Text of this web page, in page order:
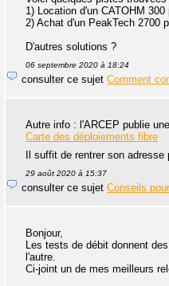
1) Location d'un CATOHM
2) Achat d'un PeakTech 2700
D'autres solutions ?
06 septembre 2020 à 18:24
consulter ce sujet Comment
Autre info : l'ARCEP publie
Carte des déploiements fibre
Il suffit de rentrer son
29 août 2020 à 15:37
consulter ce sujet Conseils
Bonjour,
Les tests de débit donnent
l'autre.
Ci-joint un de mes meilleurs